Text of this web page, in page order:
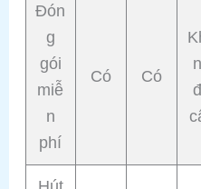
Đón
g
gói
miễ
n
phí
Có Có